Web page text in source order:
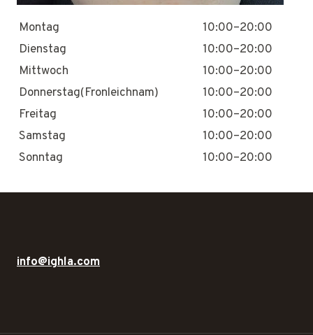
Montag
10:00–20:00
Dienstag
10:00–20:00
Mittwoch
10:00–20:00
Donnerstag(Fronleichnam)
10:00–20:00
Freitag
10:00–20:00
Samstag
10:00–20:00
Sonntag
10:00–20:00
info@ighla.com